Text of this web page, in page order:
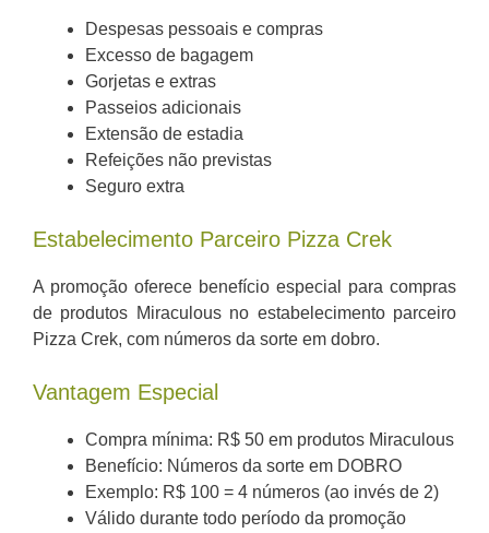
Despesas pessoais e compras
Excesso de bagagem
Gorjetas e extras
Passeios adicionais
Extensão de estadia
Refeições não previstas
Seguro extra
Estabelecimento Parceiro Pizza Crek
A promoção oferece benefício especial para compras
de produtos Miraculous no estabelecimento parceiro
Pizza Crek, com números da sorte em dobro.
Vantagem Especial
Compra mínima: R$ 50 em produtos Miraculous
Benefício: Números da sorte em DOBRO
Exemplo: R$ 100 = 4 números (ao invés de 2)
Válido durante todo período da promoção